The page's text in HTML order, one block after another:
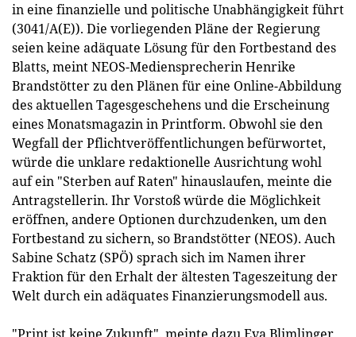
in eine finanzielle und politische Unabhängigkeit führt
(3041/A(E)). Die vorliegenden Pläne der Regierung
seien keine adäquate Lösung für den Fortbestand des
Blatts, meint NEOS-Mediensprecherin Henrike
Brandstötter zu den Plänen für eine Online-Abbildung
des aktuellen Tagesgeschehens und die Erscheinung
eines Monatsmagazin in Printform. Obwohl sie den
Wegfall der Pflichtveröffentlichungen befürwortet,
würde die unklare redaktionelle Ausrichtung wohl
auf ein "Sterben auf Raten" hinauslaufen, meinte die
Antragstellerin. Ihr Vorstoß würde die Möglichkeit
eröffnen, andere Optionen durchzudenken, um den
Fortbestand zu sichern, so Brandstötter (NEOS). Auch
Sabine Schatz (SPÖ) sprach sich im Namen ihrer
Fraktion für den Erhalt der ältesten Tageszeitung der
Welt durch ein adäquates Finanzierungsmodell aus.